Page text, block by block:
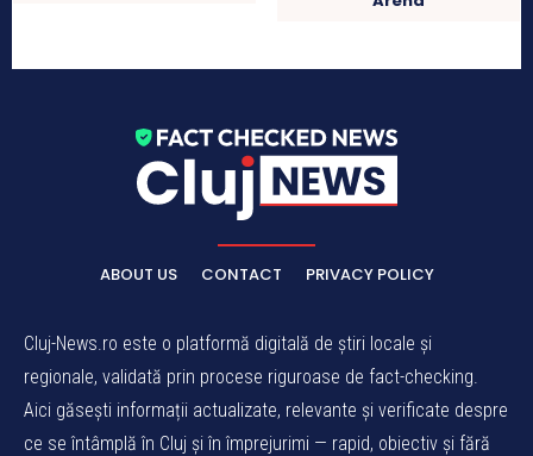
ABOUT US CONTACT PRIVACY POLICY
Cluj-News.ro este o platformă digitală de știri locale și
regionale, validată prin procese riguroase de fact-checking.
Aici găsești informații actualizate, relevante și verificate despre
ce se întâmplă în Cluj și în împrejurimi — rapid, obiectiv și fără